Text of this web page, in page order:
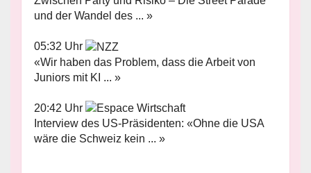
und der Wandel des ... »
05:32 Uhr
«Wir haben das Problem, dass die Arbeit von
Juniors mit KI ... »
20:42 Uhr
Interview des US-Präsidenten: «Ohne die USA
wäre die Schweiz kein ... »